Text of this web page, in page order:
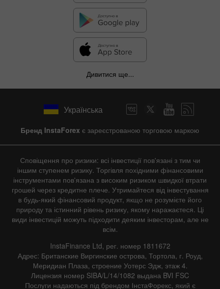
Дивитися ще...
Українська
Бренд InstaForex є зареєстрованою торговою маркою
Сповіщення про ризики: всі інвестиції пов'язані з тим чи
іншим ступенем ризику. Торгівля похідними фінансовими
інструментами пов'язана з високим ризиком швидкої втрати
грошей через кредитне плече. Утримайтеся від інвестування
в будь-який фінансовий продукт, якщо не розумієте його
природу та істинний рівень ризику, якому наражаєтеся. Ці
види інвестицій можуть підходити деяким інвесторам, але не
всім.
InstaFinance Ltd, рег. номер 1811672
Адрес: Британские Виргинские острова, Тортола, г. Роуд,
Меридиан Плаза, строение Уотерс Эдж, этаж 4.
Лицензия номер SIBA/L/14/1082 выдана BVI FSC
Послуги надаються під брендом ІнстаФорекс, який є